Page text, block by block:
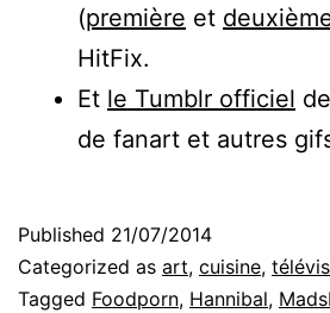
(première et
HitFix.
Et le Tumblr officiel
de fanart et autres
Published 21/07/2014
Categorized as art, cuisine,
Tagged Foodporn, Hannibal,